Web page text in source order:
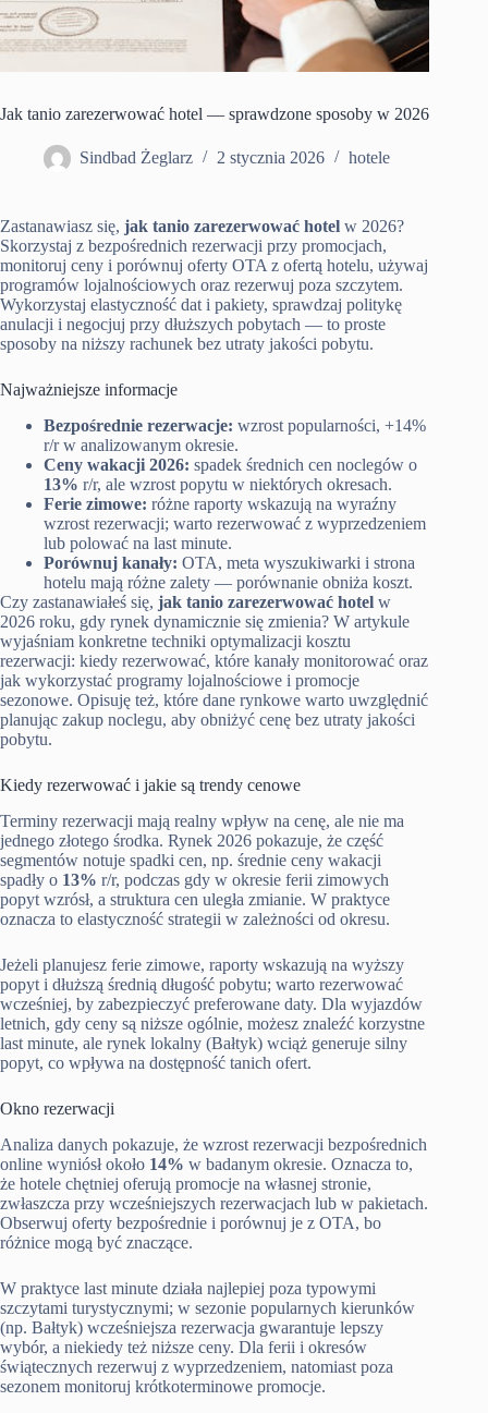
Jak tanio zarezerwować hotel — sprawdzone sposoby w 2026
Sindbad Żeglarz 2 stycznia 2026 hotele
Zastanawiasz się, jak tanio zarezerwować hotel w 2026?
Skorzystaj z bezpośrednich rezerwacji przy promocjach,
monitoruj ceny i porównuj oferty OTA z ofertą hotelu, używaj
programów lojalnościowych oraz rezerwuj poza szczytem.
Wykorzystaj elastyczność dat i pakiety, sprawdzaj politykę
anulacji i negocjuj przy dłuższych pobytach — to proste
sposoby na niższy rachunek bez utraty jakości pobytu.
Najważniejsze informacje
Bezpośrednie rezerwacje: wzrost popularności, +14%
r/r w analizowanym okresie.
Ceny wakacji 2026: spadek średnich cen noclegów o
13% r/r, ale wzrost popytu w niektórych okresach.
Ferie zimowe: różne raporty wskazują na wyraźny
wzrost rezerwacji; warto rezerwować z wyprzedzeniem
lub polować na last minute.
Porównuj kanały: OTA, meta wyszukiwarki i strona
hotelu mają różne zalety — porównanie obniża koszt.
Czy zastanawiałeś się, jak tanio zarezerwować hotel w
2026 roku, gdy rynek dynamicznie się zmienia? W artykule
wyjaśniam konkretne techniki optymalizacji kosztu
rezerwacji: kiedy rezerwować, które kanały monitorować oraz
jak wykorzystać programy lojalnościowe i promocje
sezonowe. Opisuję też, które dane rynkowe warto uwzględnić
planując zakup noclegu, aby obniżyć cenę bez utraty jakości
pobytu.
Kiedy rezerwować i jakie są trendy cenowe
Terminy rezerwacji mają realny wpływ na cenę, ale nie ma
jednego złotego środka. Rynek 2026 pokazuje, że część
segmentów notuje spadki cen, np. średnie ceny wakacji
spadły o 13% r/r, podczas gdy w okresie ferii zimowych
popyt wzrósł, a struktura cen uległa zmianie. W praktyce
oznacza to elastyczność strategii w zależności od okresu.
Jeżeli planujesz ferie zimowe, raporty wskazują na wyższy
popyt i dłuższą średnią długość pobytu; warto rezerwować
wcześniej, by zabezpieczyć preferowane daty. Dla wyjazdów
letnich, gdy ceny są niższe ogólnie, możesz znaleźć korzystne
last minute, ale rynek lokalny (Bałtyk) wciąż generuje silny
popyt, co wpływa na dostępność tanich ofert.
Okno rezerwacji
Analiza danych pokazuje, że wzrost rezerwacji bezpośrednich
online wyniósł około 14% w badanym okresie. Oznacza to,
że hotele chętniej oferują promocje na własnej stronie,
zwłaszcza przy wcześniejszych rezerwacjach lub w pakietach.
Obserwuj oferty bezpośrednie i porównuj je z OTA, bo
różnice mogą być znaczące.
W praktyce last minute działa najlepiej poza typowymi
szczytami turystycznymi; w sezonie popularnych kierunków
(np. Bałtyk) wcześniejsza rezerwacja gwarantuje lepszy
wybór, a niekiedy też niższe ceny. Dla ferii i okresów
świątecznych rezerwuj z wyprzedzeniem, natomiast poza
sezonem monitoruj krótkoterminowe promocje.